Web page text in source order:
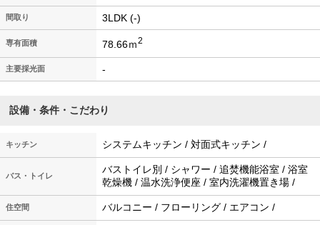
間取り 3LDK (-)
専有面積 78.66ｍ2
主要採光面 -
設備・条件・こだわり
キッチン システムキッチン / 対面式キッチン /
バス・トイレ
バストイレ別 / シャワー / 追焚機能浴室 / 浴室
乾燥機 / 温水洗浄便座 / 室内洗濯機置き場 /
住空間 バルコニー / フローリング / エアコン /